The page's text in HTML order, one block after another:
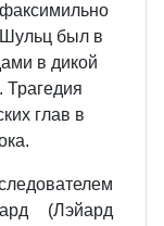
Шульц был в
в дикой
Трагедия
глав в
(Лэйард